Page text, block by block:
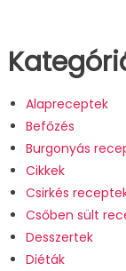
Alapreceptek
Befőzés
Burgonyás
Cikkek
Csirkés
Csőben sült
Desszertek
Diéták